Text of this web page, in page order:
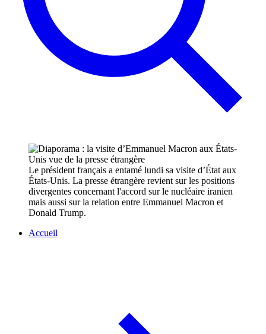
Le président français a entamé lundi sa visite d’État aux
États-Unis. La presse étrangère revient sur les positions
divergentes concernant l'accord sur le nucléaire iranien
mais aussi sur la relation entre Emmanuel Macron et
Donald Trump.
Accueil